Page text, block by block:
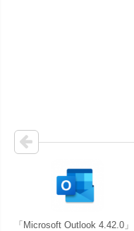
「Microsoft Outlook 4.42.0」